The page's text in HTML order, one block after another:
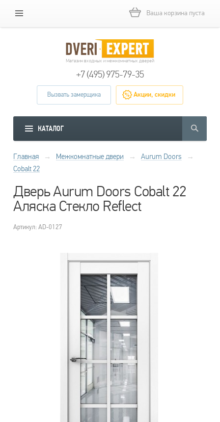
Ваша корзина пуста
Магазин входных и межкомнатных дверей
+7 (495) 975-79-35
Вызвать замерщика Акции, скидки
КАТАЛОГ
Главная → Межкомнатные двери → Aurum Doors
→
Cobalt 22
Дверь Aurum Doors Cobalt 22
Аляска Стекло Reflect
Артикул: AD-0127